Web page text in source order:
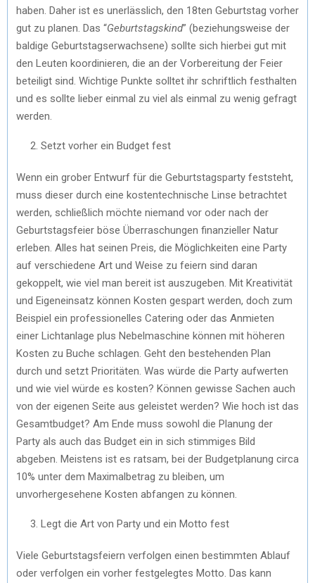
haben. Daher ist es unerlässlich, den 18ten Geburtstag vorher
gut zu planen. Das “Geburtstagskind” (beziehungsweise der
baldige Geburtstagserwachsene) sollte sich hierbei gut mit
den Leuten koordinieren, die an der Vorbereitung der Feier
beteiligt sind. Wichtige Punkte solltet ihr schriftlich festhalten
und es sollte lieber einmal zu viel als einmal zu wenig gefragt
werden.
Setzt vorher ein Budget fest
Wenn ein grober Entwurf für die Geburtstagsparty feststeht,
muss dieser durch eine kostentechnische Linse betrachtet
werden, schließlich möchte niemand vor oder nach der
Geburtstagsfeier böse Überraschungen finanzieller Natur
erleben. Alles hat seinen Preis, die Möglichkeiten eine Party
auf verschiedene Art und Weise zu feiern sind daran
gekoppelt, wie viel man bereit ist auszugeben. Mit Kreativität
und Eigeneinsatz können Kosten gespart werden, doch zum
Beispiel ein professionelles Catering oder das Anmieten
einer Lichtanlage plus Nebelmaschine können mit höheren
Kosten zu Buche schlagen. Geht den bestehenden Plan
durch und setzt Prioritäten. Was würde die Party aufwerten
und wie viel würde es kosten? Können gewisse Sachen auch
von der eigenen Seite aus geleistet werden? Wie hoch ist das
Gesamtbudget? Am Ende muss sowohl die Planung der
Party als auch das Budget ein in sich stimmiges Bild
abgeben. Meistens ist es ratsam, bei der Budgetplanung circa
10% unter dem Maximalbetrag zu bleiben, um
unvorhergesehene Kosten abfangen zu können.
Legt die Art von Party und ein Motto fest
Viele Geburtstagsfeiern verfolgen einen bestimmten Ablauf
oder verfolgen ein vorher festgelegtes Motto. Das kann